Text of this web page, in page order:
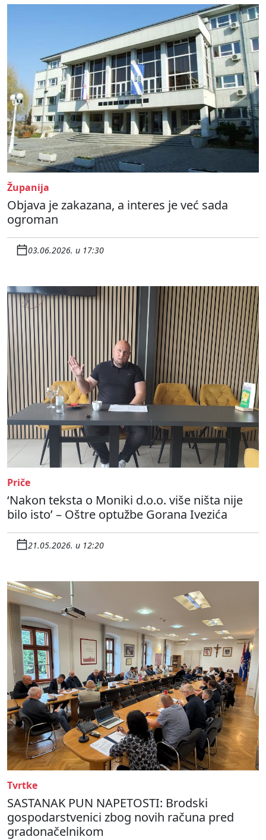
Županija
Objava je zakazana, a interes je već sada
ogroman
03.06.2026. u 17:30
Priče
‘Nakon teksta o Moniki d.o.o. više ništa nije
bilo isto’ – Oštre optužbe Gorana Ivezića
21.05.2026. u 12:20
Tvrtke
SASTANAK PUN NAPETOSTI: Brodski
gospodarstvenici zbog novih računa pred
gradonačelnikom